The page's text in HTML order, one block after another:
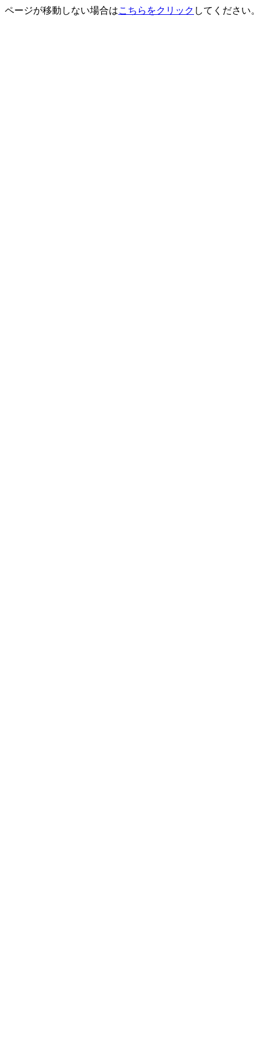
ページが移動しない場合はこちらをクリック してください。